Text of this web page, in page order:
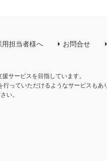
用担当者様へ お問合せ
サービスを目指しています。
っていただけるようなサービスもあ
い。